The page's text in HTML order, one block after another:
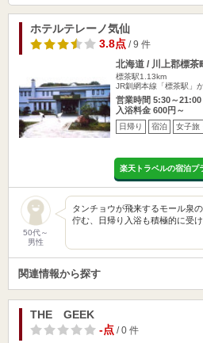
ホテルテレーノ気仙
3.8点/ 9 件
北海道 / 川上郡標茶
標茶駅1.13km
JR釧網本線「標茶駅」
営業時間 5:30～21:00
入浴料金 600円～
日帰り 宿泊 女子旅
楽天トラベルの宿泊プ
50代～
男性
タンチョウが飛来するモール泉
佇む、日帰り入浴も積極的に受
関連情報から探す
THE GEEK
-点/ 0 件